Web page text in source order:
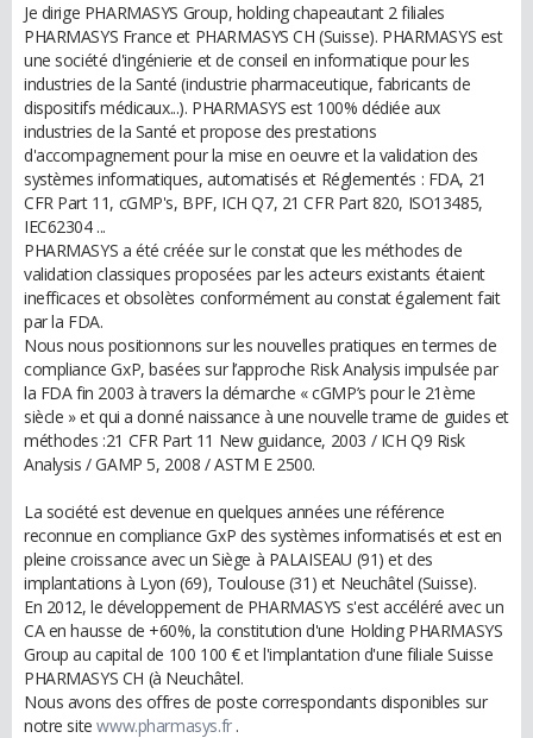
Je dirige PHARMASYS Group, holding chapeautant 2 filiales
PHARMASYS France et PHARMASYS CH (Suisse). PHARMASYS est
une société d'ingénierie et de conseil en informatique pour les
industries de la Santé (industrie pharmaceutique, fabricants de
dispositifs médicaux...). PHARMASYS est 100% dédiée aux
industries de la Santé et propose des prestations
d'accompagnement pour la mise en oeuvre et la validation des
systèmes informatiques, automatisés et Réglementés : FDA, 21
CFR Part 11, cGMP's, BPF, ICH Q7, 21 CFR Part 820, ISO13485,
IEC62304 ...
PHARMASYS a été créée sur le constat que les méthodes de
validation classiques proposées par les acteurs existants étaient
inefficaces et obsolètes conformément au constat également fait
par la FDA.
Nous nous positionnons sur les nouvelles pratiques en termes de
compliance GxP, basées sur l’approche Risk Analysis impulsée par
la FDA fin 2003 à travers la démarche « cGMP’s pour le 21ème
siècle » et qui a donné naissance à une nouvelle trame de guides et
méthodes :21 CFR Part 11 New guidance, 2003 / ICH Q9 Risk
Analysis / GAMP 5, 2008 / ASTM E 2500.
La société est devenue en quelques années une référence
reconnue en compliance GxP des systèmes informatisés et est en
pleine croissance avec un Siège à PALAISEAU (91) et des
implantations à Lyon (69), Toulouse (31) et Neuchâtel (Suisse).
En 2012, le développement de PHARMASYS s'est accéléré avec un
CA en hausse de +60%, la constitution d'une Holding PHARMASYS
Group au capital de 100 100 € et l'implantation d'une filiale Suisse
PHARMASYS CH (à Neuchâtel.
Nous avons des offres de poste correspondants disponibles sur
notre sitewww.pharmasys.fr.